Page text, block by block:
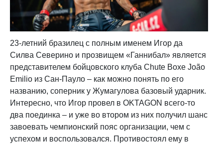
23-летний бразилец с полным именем Игор да
Силва Северино и прозвищем «Ганнибал» является
представителем бойцовского клуба Chute Boxe João
Emilio из Сан-Пауло – как можно понять по его
названию, соперник у Жумагулова базовый ударник.
Интересно, что Игор провел в OKTAGON всего-то
два поединка – и уже во втором из них получил шанс
завоевать чемпионский пояс организации, чем с
успехом и воспользовался. Противостоял ему в